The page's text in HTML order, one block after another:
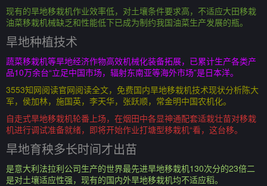
现有的旱地移栽机作业效率低，对土壤条件要求高，不适应大田移栽
油菜移栽机械缺乏和性能低下已成为制约我国油菜生产发展的瓶。
旱地种植技术
蔬菜移栽机等旱地经济作物高效机械化装备拓展，已累计生产各类产
品10万余台“立足中国市场，辐射东南亚等海外市场”是日本洋。
3553知网阅读官网阅读全文，免费国内旱地移栽机技术现状分析陈大
军，侯加林，施国英，李天华，张跃顺，常金明中国农机化。
自走式旱地移栽机轮番上场，在烟田中各显神通配套适栽壮苗对移栽
机进行调试准备就绪，即将开始作业打塘型移栽机“看，这台移。
旱地育秧多长时间才出苗
是意大利法拉利公司生产的世界最先进旱地移栽机130次分的23倍二
是对土壤适应性强，现有的国内外旱地移栽机均不适应稻。